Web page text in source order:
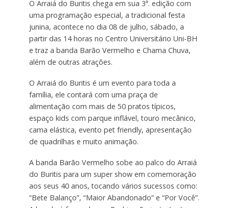
O Arraiá do Buritis chega em sua 3ª. edição com
uma programação especial, a tradicional festa
junina, acontece no dia 08 de julho, sábado, a
partir das 14 horas no Centro Universitário Uni-BH
e traz a banda Barão Vermelho e Chama Chuva,
além de outras atrações.
O Arraiá do Buritis é um evento para toda a
família, ele contará com uma praça de
alimentação com mais de 50 pratos típicos,
espaço kids com parque inflável, touro mecânico,
cama elástica, evento pet friendly, apresentação
de quadrilhas e muito animação.
A banda Barão Vermelho sobe ao palco do Arraiá
do Buritis para um super show em comemoração
aos seus 40 anos, tocando vários sucessos como:
“Bete Balanço”, “Maior Abandonado” e “Por Você”.